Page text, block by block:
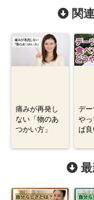
関
痛みが再発し
ない「物のあ
つかい方」
デー
やっ
ば良
最